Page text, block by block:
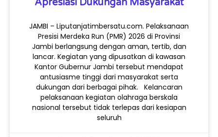
JAMBI – Liputanjatimbersatu.com. Pelaksanaan
Presisi Merdeka Run (PMR) 2026 di Provinsi
Jambi berlangsung dengan aman, tertib, dan
lancar. Kegiatan yang dipusatkan di kawasan
Kantor Gubernur Jambi tersebut mendapat
antusiasme tinggi dari masyarakat serta
dukungan dari berbagai pihak. Kelancaran
pelaksanaan kegiatan olahraga berskala
nasional tersebut tidak terlepas dari kesiapan
seluruh